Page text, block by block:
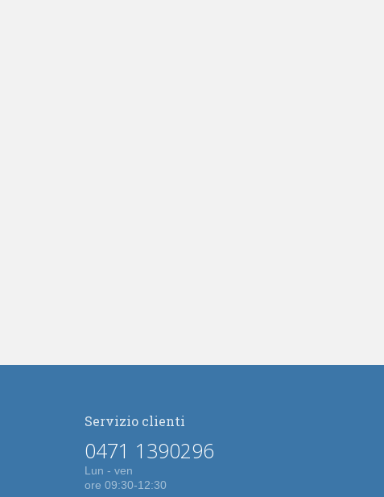
Servizio clienti
0471 1390296
Lun - ven
ore 09:30-12:30